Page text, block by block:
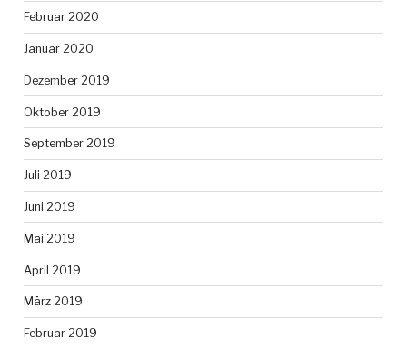
Februar 2020
Januar 2020
Dezember 2019
Oktober 2019
September 2019
Juli 2019
Juni 2019
Mai 2019
April 2019
März 2019
Februar 2019